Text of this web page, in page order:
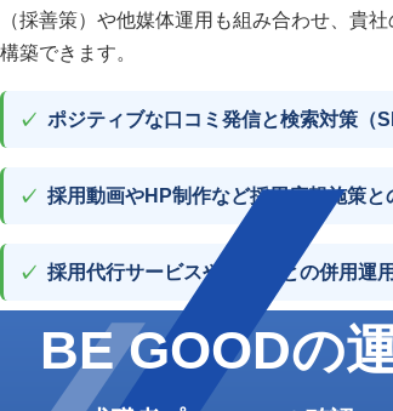
（採善策）や他媒体運用も組み合わせ、貴
構築できます。
ポジティブな口コミ発信と検索対策（
採用動画やHP制作など採用広報施策と
採用代行サービスや他媒体との併用運用
BE GOODの